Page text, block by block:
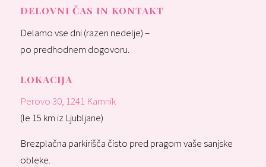
DELOVNI ČAS IN KONTAKT
Delamo vse dni (razen nedelje) –
po predhodnem dogovoru.
LOKACIJA
Perovo 30, 1241 Kamnik
(le 15 km iz Ljubljane)
Brezplačna parkirišča čisto pred pragom vaše sanjske
obleke.